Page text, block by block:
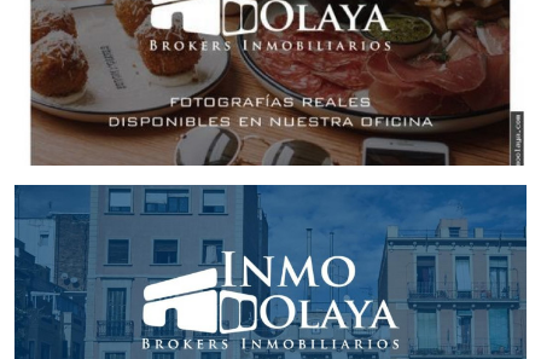
turístico de primer nivel.
Traspaso en 215.000 y alquiler en 3.000€